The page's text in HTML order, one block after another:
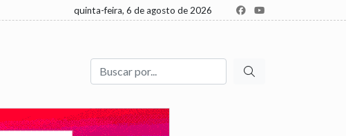
quinta-feira, 6 de agosto de 2026
Buscar